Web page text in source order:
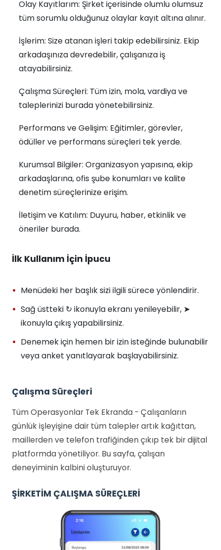
Olay Kayıtlarım: Şirket içerisinde olumlu olumsuz
tüm sorumlu olduğunuz olaylar kayıt altına alınır.
İşlerim: Size atanan işleri takip edebilirsiniz. Ekip
arkadaşınıza devredebilir, çalışanıza iş
atayabilirsiniz.
Çalışma Süreçleri: Tüm izin, mola, vardiya ve
taleplerinizi burada yönetebilirsiniz.
Performans ve Gelişim: Eğitimler, görevler,
ödüller ve performans süreçleri tek yerde.
Kurumsal Bilgiler: Organizasyon yapısına, ekip
arkadaşlarına, ofis şube konumları ve kalite
denetim süreçlerinize erişim.
İletişim ve Katılım: Duyuru, haber, etkinlik ve
öneriler burada.
İlk Kullanım İçin İpucu
Menüdeki her başlık sizi ilgili sürece yönlendirir.
Sağ üstteki ↻ ikonuyla ekranı yenileyebilir, ➤
ikonuyla çıkış yapabilirsiniz.
Denemek için hemen bir izin isteğinde bulunabilir
veya anket yanıtlayarak başlayabilirsiniz.
Çalışma Süreçleri
Tüm Operasyonlar Tek Ekranda - Çalışanların
günlük işleyişine dair tüm talepler artık kağıttan,
maillerden ve telefon trafiğinden çıkıp tek bir dijital
platformda yönetiliyor. Bu sayfa, çalışan
deneyiminin kalbini oluşturuyor.
ŞİRKETİM ÇALIŞMA SÜREÇLERİ